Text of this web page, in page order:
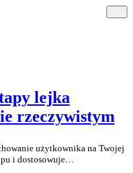
lejka
rzeczywistym
użytkownika na Twojej
i dostosowuje…